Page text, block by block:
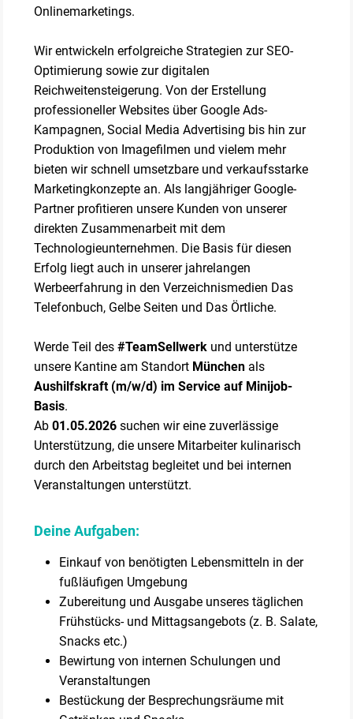
Onlinemarketings.
Wir entwickeln erfolgreiche Strategien zur SEO-
Optimierung sowie zur digitalen
Reichweitensteigerung. Von der Erstellung
professioneller Websites über Google Ads-
Kampagnen, Social Media Advertising bis hin zur
Produktion von Imagefilmen und vielem mehr
bieten wir schnell umsetzbare und verkaufsstarke
Marketingkonzepte an. Als langjähriger Google-
Partner profitieren unsere Kunden von unserer
direkten Zusammenarbeit mit dem
Technologieunternehmen. Die Basis für diesen
Erfolg liegt auch in unserer jahrelangen
Werbeerfahrung in den Verzeichnismedien Das
Telefonbuch, Gelbe Seiten und Das Örtliche.
Werde Teil des#TeamSellwerk und unterstütze
unsere Kantine am Standort München als
Aushilfskraft (m/w/d) im Service auf Minijob-
Basis.
Ab01.05.2026 suchen wir eine zuverlässige
Unterstützung, die unsere Mitarbeiter kulinarisch
durch den Arbeitstag begleitet und bei internen
Veranstaltungen unterstützt.
Deine Aufgaben:
Einkauf von benötigten Lebensmitteln in der
fußläufigen Umgebung
Zubereitung und Ausgabe unseres täglichen
Frühstücks- und Mittagsangebots (z. B. Salate,
Snacks etc.)
Bewirtung von internen Schulungen und
Veranstaltungen
Bestückung der Besprechungsräume mit